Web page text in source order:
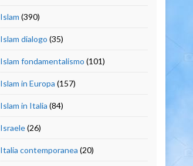
Islam (390)
Islam dialogo (35)
Islam fondamentalismo (101)
Islam in Europa (157)
Islam in Italia (84)
Israele(26)
Italia contemporanea (20)